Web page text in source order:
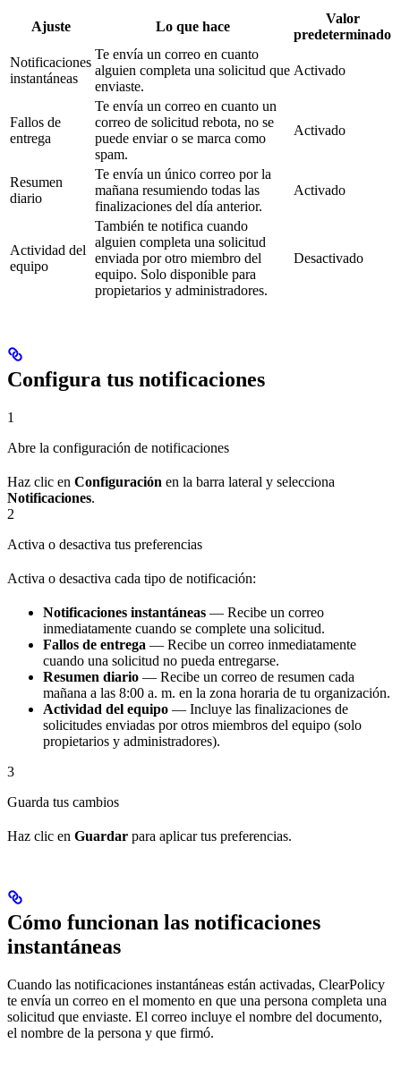
Ajuste Lo que hace
Valor
predeterminado
Notificaciones
instantáneas
Te envía un correo en cuanto
alguien completa una solicitud que
enviaste.
Activado
Fallos de
entrega
Te envía un correo en cuanto un
correo de solicitud rebota, no se
puede enviar o se marca como
spam.
Activado
Resumen
diario
Te envía un único correo por la
mañana resumiendo todas las
finalizaciones del día anterior.
Activado
Actividad del
equipo
También te notifica cuando
alguien completa una solicitud
enviada por otro miembro del
equipo. Solo disponible para
propietarios y administradores.
Desactivado
Configura tus notificaciones
1
Abre la configuración de notificaciones
Haz clic en Configuración en la barra lateral y selecciona
Notificaciones.
2
Activa o desactiva tus preferencias
Activa o desactiva cada tipo de notificación:
Notificaciones instantáneas — Recibe un correo
inmediatamente cuando se complete una solicitud.
Fallos de entrega — Recibe un correo inmediatamente
cuando una solicitud no pueda entregarse.
Resumen diario — Recibe un correo de resumen cada
mañana a las 8:00 a. m. en la zona horaria de tu organización.
Actividad del equipo — Incluye las finalizaciones de
solicitudes enviadas por otros miembros del equipo (solo
propietarios y administradores).
3
Guarda tus cambios
Haz clic en Guardar para aplicar tus preferencias.
Cómo funcionan las notificaciones
instantáneas
Cuando las notificaciones instantáneas están activadas, ClearPolicy
te envía un correo en el momento en que una persona completa una
solicitud que enviaste. El correo incluye el nombre del documento,
el nombre de la persona y que firmó.